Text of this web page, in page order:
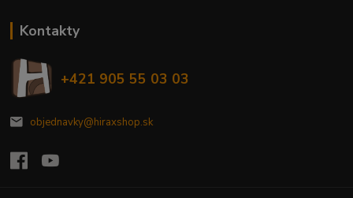
Kontakty
+421 905 55 03 03
objednavky@hiraxshop.sk